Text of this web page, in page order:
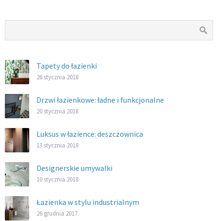
Tapety do łazienki
26 stycznia 2018
Drzwi łazienkowe: ładne i funkcjonalne
20 stycznia 2018
Luksus w łazience: deszczownica
13 stycznia 2018
Designerskie umywalki
10 stycznia 2018
Łazienka w stylu industrialnym
26 grudnia 2017